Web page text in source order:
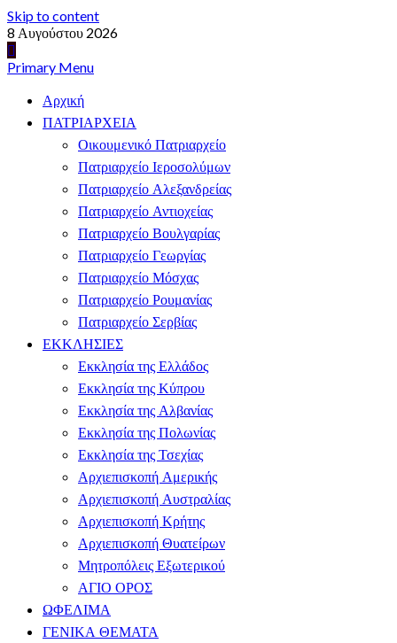
Skip to content
8 Αυγούστου 2026
Primary Menu
Αρχική
ΠΑΤΡΙΑΡΧΕΙΑ
Οικουμενικό Πατριαρχείο
Πατριαρχείο Ιεροσολύμων
Πατριαρχείο Αλεξανδρείας
Πατριαρχείο Αντιοχείας
Πατριαρχείο Βουλγαρίας
Πατριαρχείο Γεωργίας
Πατριαρχείο Μόσχας
Πατριαρχείο Ρουμανίας
Πατριαρχείο Σερβίας
ΕΚΚΛΗΣΙΕΣ
Εκκλησία της Ελλάδος
Εκκλησία της Κύπρου
Εκκλησία της Αλβανίας
Εκκλησία της Πολωνίας
Εκκλησία της Τσεχίας
Αρχιεπισκοπή Αμερικής
Αρχιεπισκοπή Αυστραλίας
Αρχιεπισκοπή Κρήτης
Αρχιεπισκοπή Θυατείρων
Μητροπόλεις Εξωτερικού
ΑΓΙΟ ΟΡΟΣ
ΩΦΕΛΙΜΑ
ΓΕΝΙΚΑ ΘΕΜΑΤΑ